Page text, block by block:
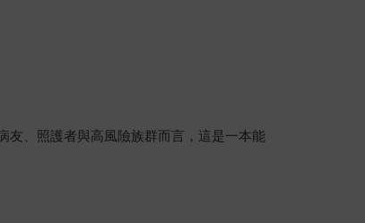
友、照護者與高風險族群而言，這是一本能